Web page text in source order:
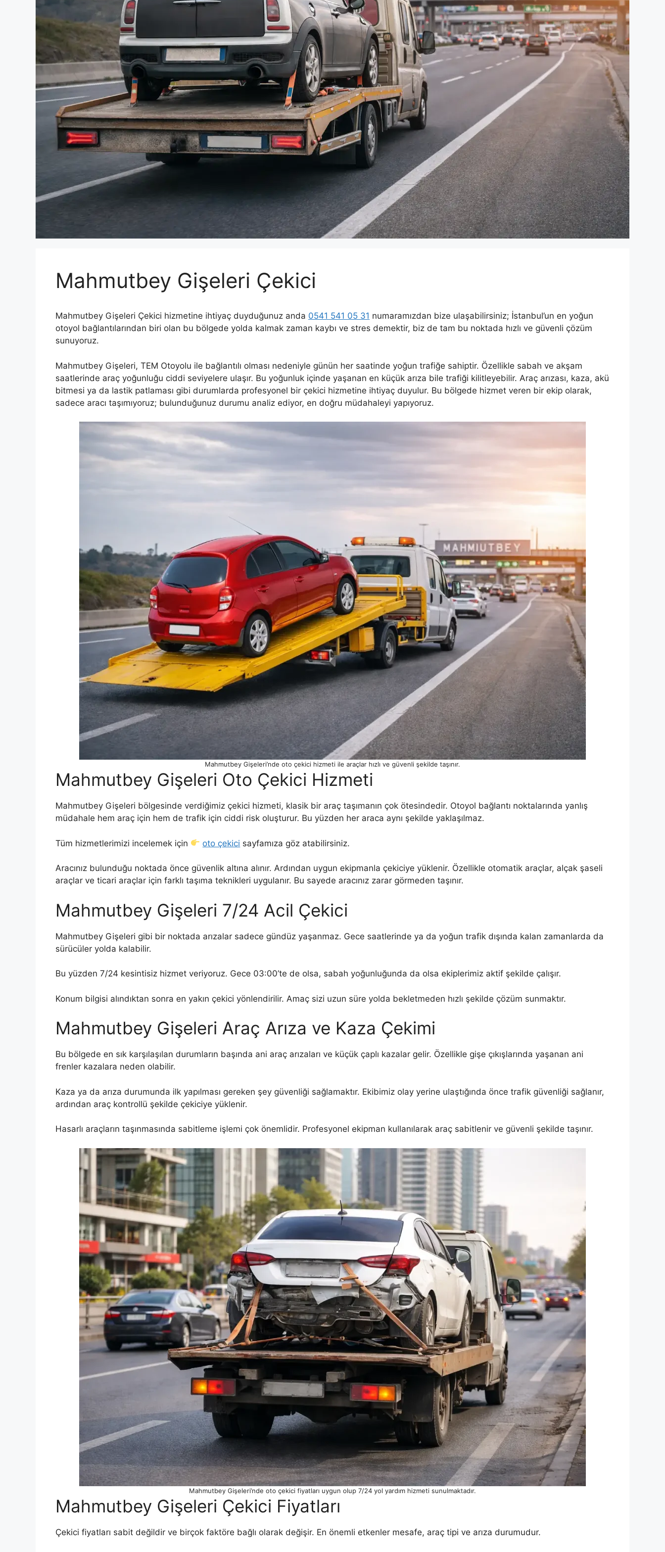
Mahmutbey Gişeleri Çekici
Mahmutbey Gişeleri Çekici hizmetine ihtiyaç duyduğunuz anda 0541 541 05 31 numaramızdan bize ulaşabilirsiniz; İstanbul’un en yoğun
otoyol bağlantılarından biri olan bu bölgede yolda kalmak zaman kaybı ve stres demektir, biz de tam bu noktada hızlı ve güvenli çözüm
sunuyoruz.
Mahmutbey Gişeleri, TEM Otoyolu ile bağlantılı olması nedeniyle günün her saatinde yoğun trafiğe sahiptir. Özellikle sabah ve akşam
saatlerinde araç yoğunluğu ciddi seviyelere ulaşır. Bu yoğunluk içinde yaşanan en küçük arıza bile trafiği kilitleyebilir. Araç arızası, kaza, akü
bitmesi ya da lastik patlaması gibi durumlarda profesyonel bir çekici hizmetine ihtiyaç duyulur. Bu bölgede hizmet veren bir ekip olarak,
sadece aracı taşımıyoruz; bulunduğunuz durumu analiz ediyor, en doğru müdahaleyi yapıyoruz.
Mahmutbey Gişeleri’nde oto çekici hizmeti ile araçlar hızlı ve güvenli şekilde taşınır.
Mahmutbey Gişeleri Oto Çekici Hizmeti
Mahmutbey Gişeleri bölgesinde verdiğimiz çekici hizmeti, klasik bir araç taşımanın çok ötesindedir. Otoyol bağlantı noktalarında yanlış
müdahale hem araç için hem de trafik için ciddi risk oluşturur. Bu yüzden her araca aynı şekilde yaklaşılmaz.
Tüm hizmetlerimizi incelemek için oto çekici sayfamıza göz atabilirsiniz.
Aracınız bulunduğu noktada önce güvenlik altına alınır. Ardından uygun ekipmanla çekiciye yüklenir. Özellikle otomatik araçlar, alçak şaseli
araçlar ve ticari araçlar için farklı taşıma teknikleri uygulanır. Bu sayede aracınız zarar görmeden taşınır.
Mahmutbey Gişeleri 7/24 Acil Çekici
Mahmutbey Gişeleri gibi bir noktada arızalar sadece gündüz yaşanmaz. Gece saatlerinde ya da yoğun trafik dışında kalan zamanlarda da
sürücüler yolda kalabilir.
Bu yüzden 7/24 kesintisiz hizmet veriyoruz. Gece 03:00’te de olsa, sabah yoğunluğunda da olsa ekiplerimiz aktif şekilde çalışır.
Konum bilgisi alındıktan sonra en yakın çekici yönlendirilir. Amaç sizi uzun süre yolda bekletmeden hızlı şekilde çözüm sunmaktır.
Mahmutbey Gişeleri Araç Arıza ve Kaza Çekimi
Bu bölgede en sık karşılaşılan durumların başında ani araç arızaları ve küçük çaplı kazalar gelir. Özellikle gişe çıkışlarında yaşanan ani
frenler kazalara neden olabilir.
Kaza ya da arıza durumunda ilk yapılması gereken şey güvenliği sağlamaktır. Ekibimiz olay yerine ulaştığında önce trafik güvenliği sağlanır,
ardından araç kontrollü şekilde çekiciye yüklenir.
Hasarlı araçların taşınmasında sabitleme işlemi çok önemlidir. Profesyonel ekipman kullanılarak araç sabitlenir ve güvenli şekilde taşınır.
Mahmutbey Gişeleri’nde oto çekici fiyatları uygun olup 7/24 yol yardım hizmeti sunulmaktadır.
Mahmutbey Gişeleri Çekici Fiyatları
Çekici fiyatları sabit değildir ve birçok faktöre bağlı olarak değişir. En önemli etkenler mesafe, araç tipi ve arıza durumudur.